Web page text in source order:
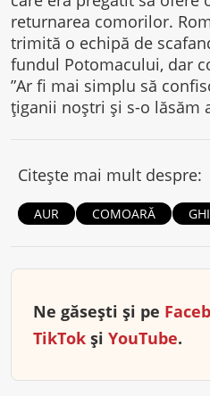
returnarea comorilor.
trimită o echipă de
fundul Potomacului, dar
”Ar fi mai simplu să
țiganii noștri și s-o lăsăm
Citește mai mult despre:
AUR COMOARĂ
Ne găsești și pe
TikTok și YouTube.